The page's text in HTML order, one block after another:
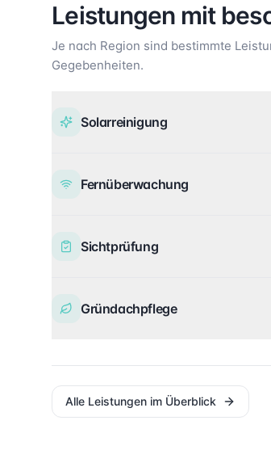
Leistungen mit
Je nach Region sind bestimmte
Gegebenheiten.
Solarreinigung
Fernüberwachung
Sichtprüfung
Gründachpflege
Alle Leistungen im Überblick